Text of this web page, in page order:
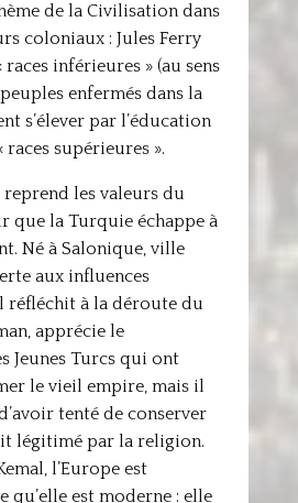
de la Civilisation dans
coloniaux : Jules Ferry
races inférieures » (au sens
enfermés dans la
s’élever par l’éducation
races supérieures ».
reprend les valeurs du
que la Turquie échappe à
Né à Salonique, ville
aux influences
réfléchit à la déroute du
apprécie le
Jeunes Turcs qui ont
le vieil empire, mais il
tenté de conserver
légitimé par la religion.
l’Europe est
qu’elle est moderne : elle